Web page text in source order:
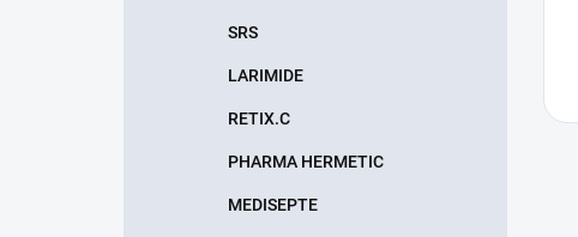
SRS
LARIMIDE
RETIX.C
PHARMA HERMETIC
MEDISEPTE